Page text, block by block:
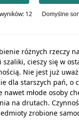
12
różnych rzeczy
szaliki, cieszy się w
Nie jest już
dla starszych pań, o
nawet młode osoby
na drutach.
zrobione